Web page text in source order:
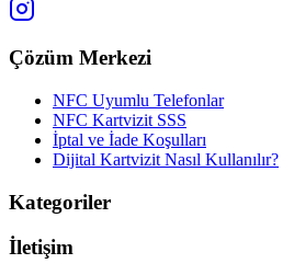
Çözüm Merkezi
NFC Uyumlu Telefonlar
NFC Kartvizit SSS
İptal ve İade Koşulları
Dijital Kartvizit Nasıl Kullanılır?
Kategoriler
İletişim